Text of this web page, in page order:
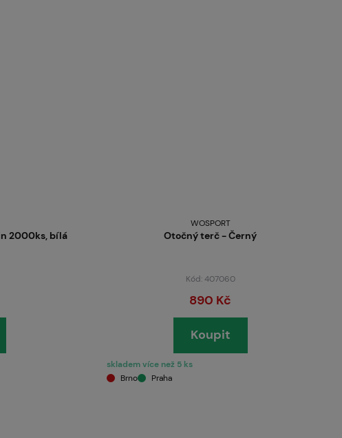
2000ks, bílá
WOSPORT
Otočný terč - Černý
Kód: 407060
890 Kč
Koupit
skladem více než 5 ks
Brno
Praha